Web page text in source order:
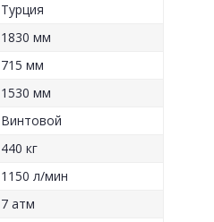
Турция
1830 мм
715 мм
1530 мм
Винтовой
440 кг
1150 л/мин
7 атм